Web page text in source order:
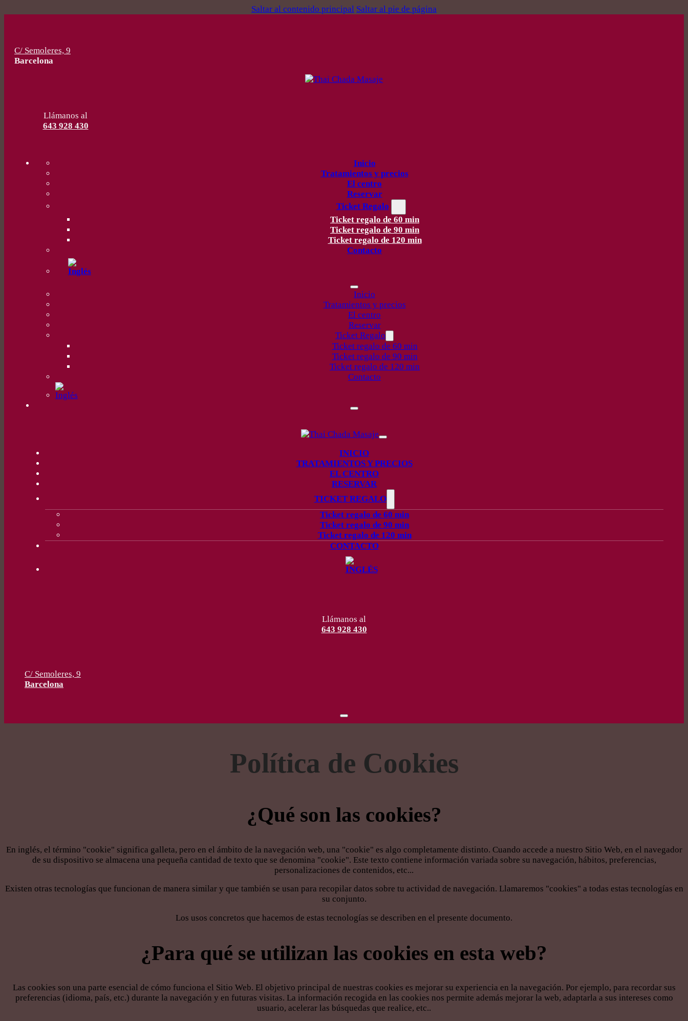
Saltar al contenido principal Saltar al pie de página
C/ Semoleres, 9
Barcelona
Llámanos al
643 928 430
Inicio
Tratamientos y precios
El centro
Reservar
Ticket Regalo
Ticket regalo de 60 min
Ticket regalo de 90 min
Ticket regalo de 120 min
Contacto
Inicio
Tratamientos y precios
El centro
Reservar
Ticket Regalo
Ticket regalo de 60 min
Ticket regalo de 90 min
Ticket regalo de 120 min
Contacto
INICIO
TRATAMIENTOS Y PRECIOS
EL CENTRO
RESERVAR
TICKET REGALO
Ticket regalo de 60 min
Ticket regalo de 90 min
Ticket regalo de 120 min
CONTACTO
Llámanos al
643 928 430
C/ Semoleres, 9
Barcelona
Política de Cookies
¿Qué son las cookies?
En inglés, el término "cookie" significa galleta, pero en el ámbito de la navegación web, una "cookie" es algo completamente distinto. Cuando accede a nuestro Sitio Web, en el navegador
de su dispositivo se almacena una pequeña cantidad de texto que se denomina "cookie". Este texto contiene información variada sobre su navegación, hábitos, preferencias,
personalizaciones de contenidos, etc...
Existen otras tecnologías que funcionan de manera similar y que también se usan para recopilar datos sobre tu actividad de navegación. Llamaremos "cookies" a todas estas tecnologías en
su conjunto.
Los usos concretos que hacemos de estas tecnologías se describen en el presente documento.
¿Para qué se utilizan las cookies en esta web?
Las cookies son una parte esencial de cómo funciona el Sitio Web. El objetivo principal de nuestras cookies es mejorar su experiencia en la navegación. Por ejemplo, para recordar sus
preferencias (idioma, país, etc.) durante la navegación y en futuras visitas. La información recogida en las cookies nos permite además mejorar la web, adaptarla a sus intereses como
usuario, acelerar las búsquedas que realice, etc..